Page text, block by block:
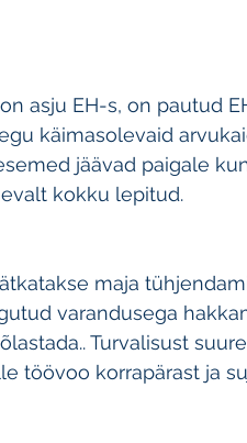
asju EH-s, on pautud
käimasolevaid
jäävad paigale
kokku lepitud.
maja
varandusega
Turvalisust
töövoo korrapärast ja